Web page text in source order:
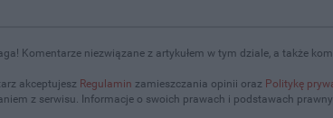
Komentarze niezwiązane z artykułem w tym dziale, a także
akceptujesz Regulamin zamieszczania opinii oraz Politykę
z serwisu. Informacje o swoich prawach i podstawach